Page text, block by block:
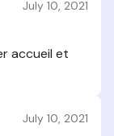
July 10, 2021
accueil et
July 10, 2021